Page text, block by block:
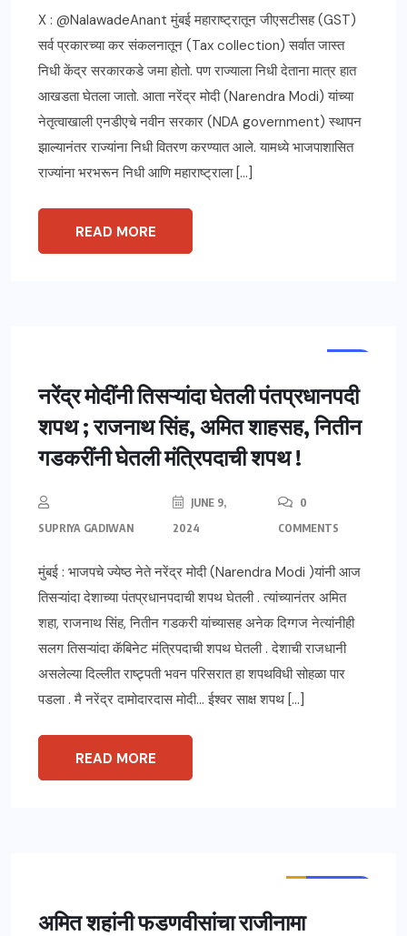
X : @NalawadeAnant मुंबई महाराष्ट्रातून जीएसटीसह (GST)
सर्व प्रकारच्या कर संकलनातून (Tax collection) सर्वात जास्त
निधी केंद्र सरकारकडे जमा होतो. पण राज्याला निधी देताना मात्र हात
आखडता घेतला जातो. आता नरेंद्र मोदी (Narendra Modi) यांच्या
नेतृत्वाखाली एनडीएचे नवीन सरकार (NDA government) स्थापन
झाल्यानंतर राज्यांना निधी वितरण करण्यात आले. यामध्ये भाजपाशासित
राज्यांना भरभरून निधी आणि महाराष्ट्राला […]
READ MORE
नरेंद्र मोदींनी तिसऱ्यांदा घेतली पंतप्रधानपदी
शपथ ; राजनाथ सिंह, अमित शाहसह, नितीन
गडकरींनी घेतली मंत्रिपदाची शपथ !
SUPRIYA GADIWAN
JUNE 9,
2024
0
COMMENTS
मुंबई : भाजपचे ज्येष्ठ नेते नरेंद्र मोदी (Narendra Modi )यांनी आज
तिसऱ्यांदा देशाच्या पंतप्रधानपदाची शपथ घेतली . त्यांच्यानंतर अमित
शहा, राजनाथ सिंह, नितीन गडकरी यांच्यासह अनेक दिग्गज नेत्यांनीही
सलग तिसऱ्यांदा कॅबिनेट मंत्रिपदाची शपथ घेतली . देशाची राजधानी
असलेल्या दिल्लीत राष्ट्र्पती भवन परिसरात हा शपथविधी सोहळा पार
पडला . मै नरेंद्र दामोदारदास मोदी… ईश्वर साक्ष शपथ […]
READ MORE
अमित शहांनी फडणवीसांचा राजीनामा